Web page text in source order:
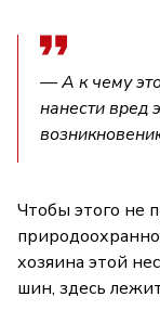
— А к чему
нанести вред
Чтобы этого не
хозяина этой
шин, здесь